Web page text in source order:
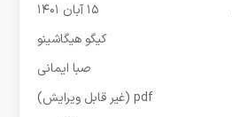
۱۵ آبان ۱۴۰۱
کیگو هیگاشینو
صبا ایمانی
pdf (غیر قابل ویرایش)